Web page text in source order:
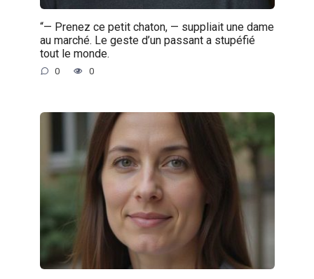
“— Prenez ce petit chaton, — suppliait une dame
au marché. Le geste d’un passant a stupéfié
tout le monde.
0 0